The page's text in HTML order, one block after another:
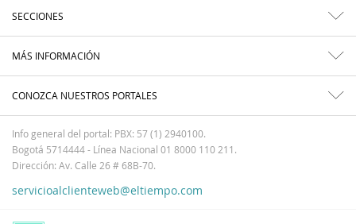
SECCIONES
MÁS INFORMACIÓN
CONOZCA NUESTROS PORTALES
Info general del portal: PBX: 57 (1) 2940100.
Bogotá 5714444 - Línea Nacional 01 8000 110 211.
Dirección: Av. Calle 26 # 68B-70.
servicioalclienteweb@eltiempo.com